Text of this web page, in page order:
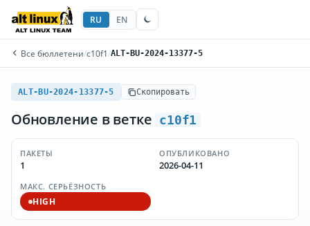
RU EN
Все бюллетени/c10f1 /ALT-BU-2024-13377-5
ALT-BU-2024-13377-5 Скопировать
Обновление в ветке c10f1
ПАКЕТЫ
1
ОПУБЛИКОВАНО
2026-04-11
МАКС. СЕРЬЁЗНОСТЬ
HIGH